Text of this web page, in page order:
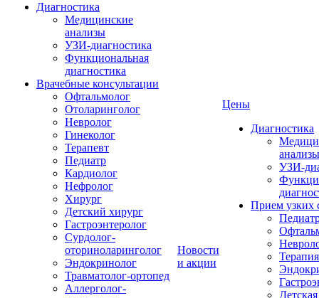
Диагностика
Медицинские
анализы
УЗИ-диагностика
Функциональная
диагностика
Врачебные консультации
Офтальмолог
Отоларинголог
Невролог
Гинеколог
Терапевт
Педиатр
Кардиолог
Нефролог
Хирург
Детский хирург
Гастроэнтеролог
Сурдолог-
оториноларинголог
Эндокринолог
Травматолог-ортопед
Аллерголог-
Новости
и акции
Цены
Диагностика
анализы
УЗИ-
Прием узких
Терапия